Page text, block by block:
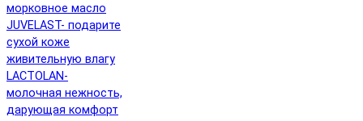
морковное масло
JUVELAST- подарите
сухой коже
живительную влагу
LACTOLAN-
молочная нежность,
дарующая комфорт